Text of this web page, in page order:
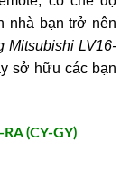
nhà bạn trở nên
Mitsubishi LV16-
sở hữu các bạn